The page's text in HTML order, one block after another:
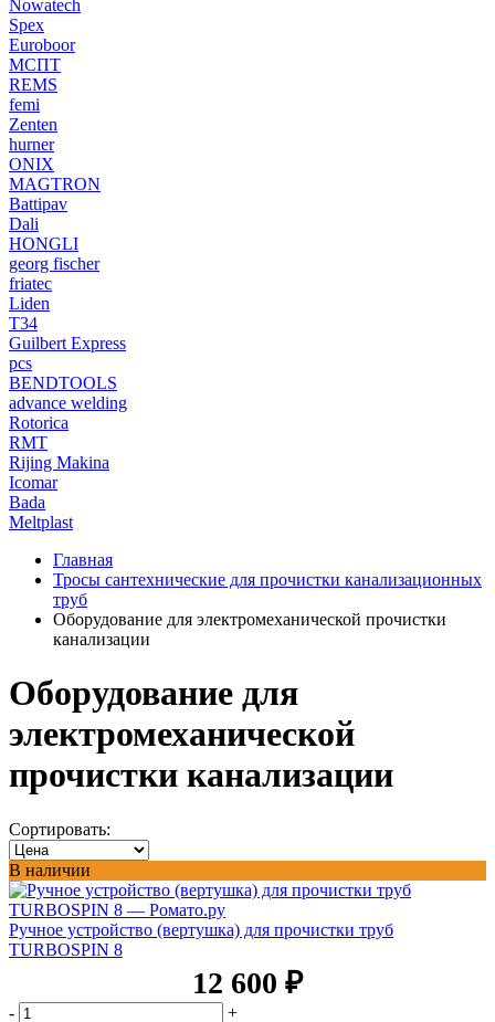
Nowatech
Spex
Euroboor
МСПТ
REMS
femi
Zenten
hurner
ONIX
MAGTRON
Battipav
Dali
HONGLI
georg fischer
friatec
Liden
T34
Guilbert Express
pcs
BENDTOOLS
advance welding
Rotorica
RMT
Rijing Makina
Icomar
Bada
Meltplast
Главная
Тросы сантехнические для прочистки канализационных
труб
Оборудование для электромеханической прочистки
канализации
Оборудование для
электромеханической
прочистки канализации
Сортировать:
В наличии
Ручное устройство (вертушка) для прочистки труб
TURBOSPIN 8
12 600 ₽
- +